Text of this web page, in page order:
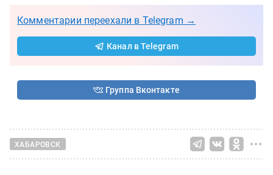
Комментарии переехали в Telegram →
Канал в Telegram
Группа Вконтакте
ХАБАРОВСК